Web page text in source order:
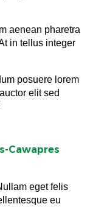
aenean pharetra
in tellus integer
posuere lorem
elit sed
Cawapres
eget felis
eu